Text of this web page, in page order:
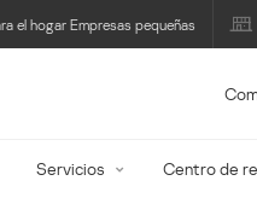
el hogar Empresas pequeñas
Servicios Centro de